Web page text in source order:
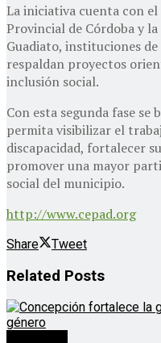
La iniciativa cuenta con
Provincial de Córdoba y
Guadiato, instituciones
respaldan proyectos
inclusión social.
Con esta segunda fase se
permita visibilizar el
discapacidad, fortalecer
promover una mayor
social del municipio.
http://www.cepad.org
Share Tweet
Related Posts